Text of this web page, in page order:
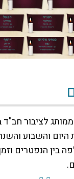
לציבור חב"ד
היום והשבוע
בין הנפטרים